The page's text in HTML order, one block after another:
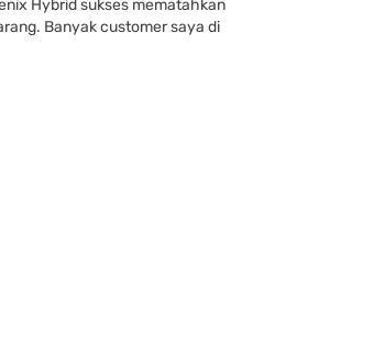
Hybrid sukses mematahkan
Banyak customer saya di